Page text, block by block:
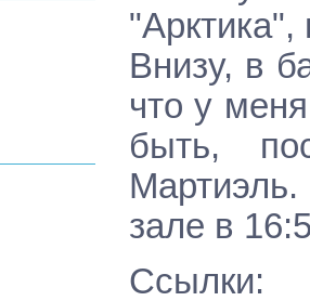
Внизу, в
что у
быть,
зале в
Ссылки: